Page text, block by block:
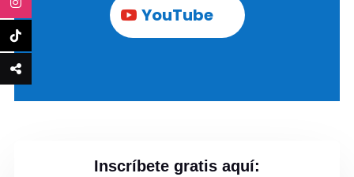
YouTube
Inscríbete gratis aquí: